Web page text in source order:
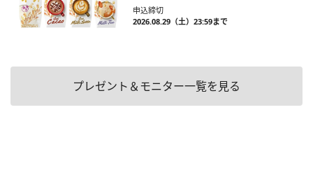
申込締切
2026.08.29（土）23:59まで
プレゼント＆モニター一覧を見る